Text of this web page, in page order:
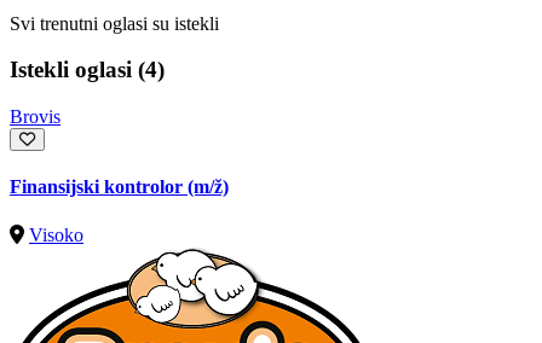
Svi trenutni oglasi su istekli
Istekli oglasi (4)
Brovis
Finansijski kontrolor (m/ž)
Visoko